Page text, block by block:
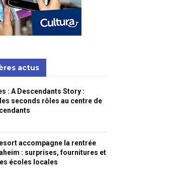
actus
: A Descendants Story :
seconds rôles au centre de
accompagne la rentrée
: surprises, fournitures et
écoles locales